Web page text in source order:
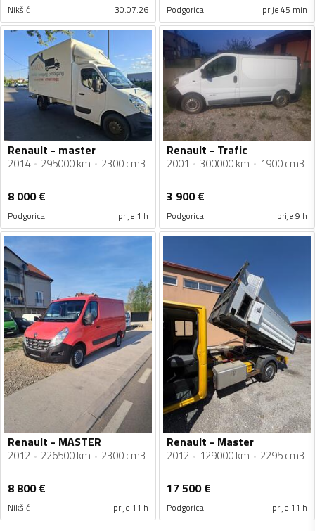
Nikšić 30.07.26 Podgorica prije 45 min
Renault - master
2014 295000 km 2300 cm3
8 000€
Podgorica prije 1 h
Renault - Trafic
2001 300000 km 1900 cm3
3 900€
Podgorica prije 9 h
Renault - MASTER
2012 226500 km 2300 cm3
8 800€
Nikšić prije 11 h
Renault - Master
2012 129000 km 2295 cm3
17 500€
Podgorica prije 11 h